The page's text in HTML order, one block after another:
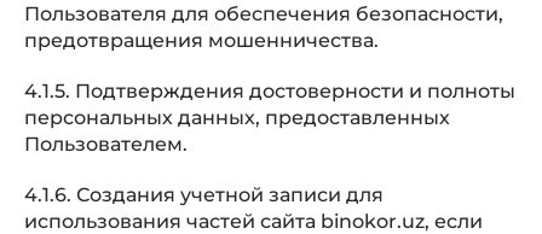
Пользователя для обеспечения безопасности,
предотвращения мошенничества.
4.1.5. Подтверждения достоверности и полноты
персональных данных, предоставленных
Пользователем.
4.1.6. Создания учетной записи для
использования частей сайта binokor.uz, если